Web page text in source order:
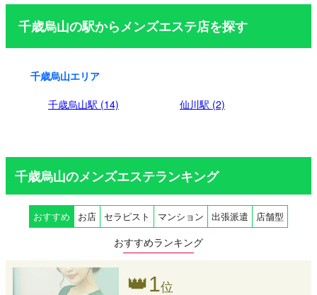
千歳烏山の駅からメンズエステ店を探す
千歳烏山エリア
千歳烏山駅 (14)
仙川駅 (2)
千歳烏山のメンズエステランキング
おすすめ お店 セラピスト マンション 出張派遣 店舗型
おすすめランキング
👑1位